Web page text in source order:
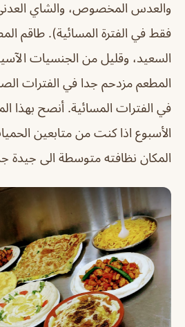
والعدس المخصوص، والشاي
فقط في الفترة المسائية). طاقم
السعيد، وقليل من الجنسيات
المطعم مزدحم جدا في الفترات
في الفترات المسائية. أنصح بهذا
الأسبوع اذا كنت من متابعين
المكان نظافته متوسطة الى جيدة